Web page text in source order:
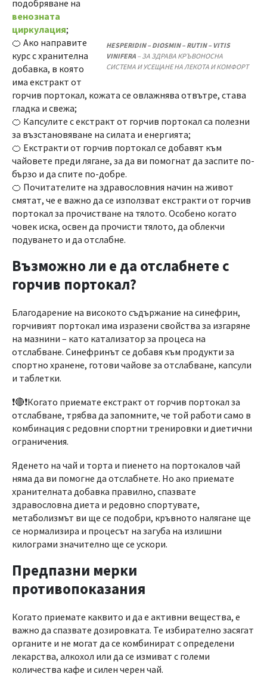
HESPERIDIN – DIOSMIN – RUTIN – VITIS
VINIFERA – ЗА ЗДРАВА КРЪВОНОСНА
СИСТЕМА И УСЕЩАНЕ НА ЛЕКОТА И КОМФОРТ
подобряване на
венозната
циркулация;
🍊 Ако направите
курс с хранителна
добавка, в която
има екстракт от
горчив портокал, кожата се овлажнява отвътре, става
гладка и свежа;
🍊 Капсулите с екстракт от горчив портокал са полезни
за възстановяване на силата и енергията;
🍊 Екстракти от горчив портокал се добавят към
чайовете преди лягане, за да ви помогнат да заспите по-
бързо и да спите по-добре.
🍊 Почитателите на здравословния начин на живот
смятат, че е важно да се използват екстракти от горчив
портокал за прочистване на тялото. Особено когато
човек иска, освен да прочисти тялото, да облекчи
подуването и да отслабне.
Възможно ли е да отслабнете с
горчив портокал?
Благодарение на високото съдържание на синефрин,
горчивият портокал има изразени свойства за изгаряне
на мазнини – като катализатор за процеса на
отслабване. Синефринът се добавя към продукти за
спортно хранене, готови чайове за отслабване, капсули
и таблетки.
❗🔴❗Когато приемате екстракт от горчив портокал за
отслабване, трябва да запомните, че той работи само в
комбинация с редовни спортни тренировки и диетични
ограничения.
Яденето на чай и торта и пиенето на портокалов чай ​​
няма да ви помогне да отслабнете. Но ако приемате
хранителната добавка правилно, спазвате
здравословна диета и редовно спортувате,
метаболизмът ви ще се подобри, кръвното налягане ще
се нормализира и процесът на загуба на излишни
килограми значително ще се ускори.
Предпазни мерки
противопоказания
Когато приемате каквито и да е активни вещества, е
важно да спазвате дозировката. Те избирателно засягат
органите и не могат да се комбинират с определени
лекарства, алкохол или да се измиват с големи
количества кафе и силен черен чай.